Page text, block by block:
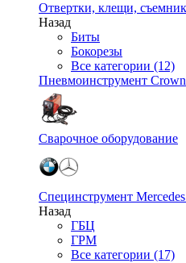
Отвертки, клещи,
Назад
Биты
Бокорезы
Все категории (12)
Пневмоинструмент Crown
Сварочное оборудование
Специнструмент
Назад
ГБЦ
ГРМ
Все категории (17)